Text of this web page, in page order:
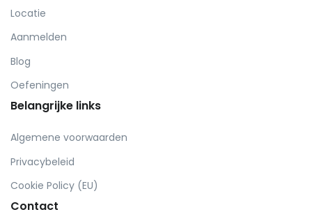
Locatie
Aanmelden
Blog
Oefeningen
Belangrijke links
Algemene voorwaarden
Privacybeleid
Cookie Policy (EU)
Contact